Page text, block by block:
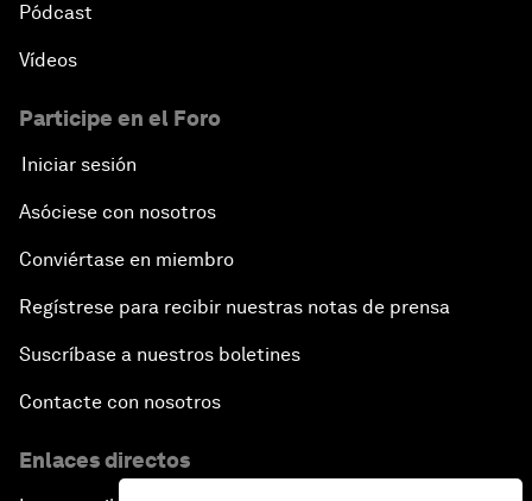
Pódcast
Vídeos
Participe en el Foro
Iniciar sesión
Asóciese con nosotros
Conviértase en miembro
Regístrese para recibir nuestras notas de prensa
Suscríbase a nuestros boletines
Contacte con nosotros
Enlaces directos